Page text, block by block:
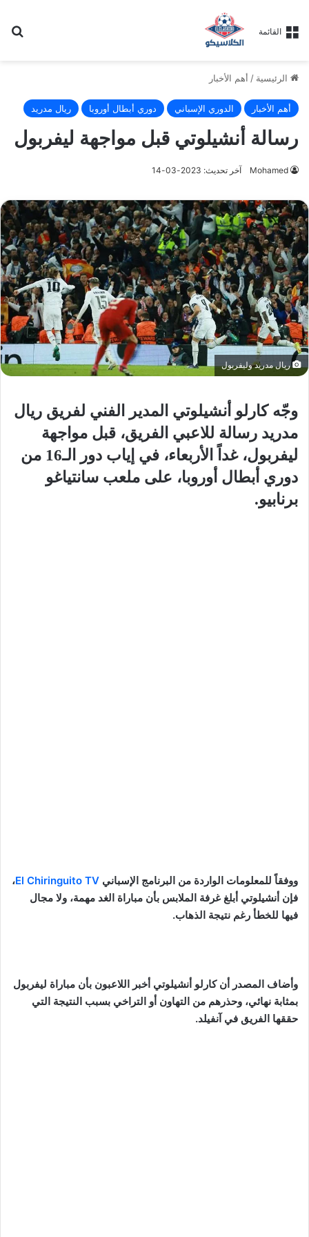
القائمة
الرئيسية / أهم الأخبار
أهم الأخبار الدوري الإسباني دوري أبطال أوروبا ريال مدريد
رسالة أنشيلوتي قبل مواجهة ليفربول
Mohamed آخر تحديث: 2023-03-14
ريال مدريد وليفربول
وجّه كارلو أنشيلوتي المدير الفني لفريق ريال
مدريد رسالة للاعبي الفريق، قبل مواجهة
ليفربول، غداً الأربعاء، في إياب دور الـ16 من
دوري أبطال أوروبا، على ملعب سانتياغو
برنابيو.
ووفقاً للمعلومات الواردة من البرنامج الإسباني El Chiringuito TV،
فإن أنشيلوتي أبلغ غرفة الملابس بأن مباراة الغد مهمة، ولا مجال
فيها للخطأ رغم نتيجة الذهاب.
وأضاف المصدر أن كارلو أنشيلوتي أخبر اللاعبون بأن مباراة ليفربول
بمثابة نهائي، وحذرهم من التهاون أو التراخي بسبب النتيجة التي
حققها الفريق في آنفيلد.